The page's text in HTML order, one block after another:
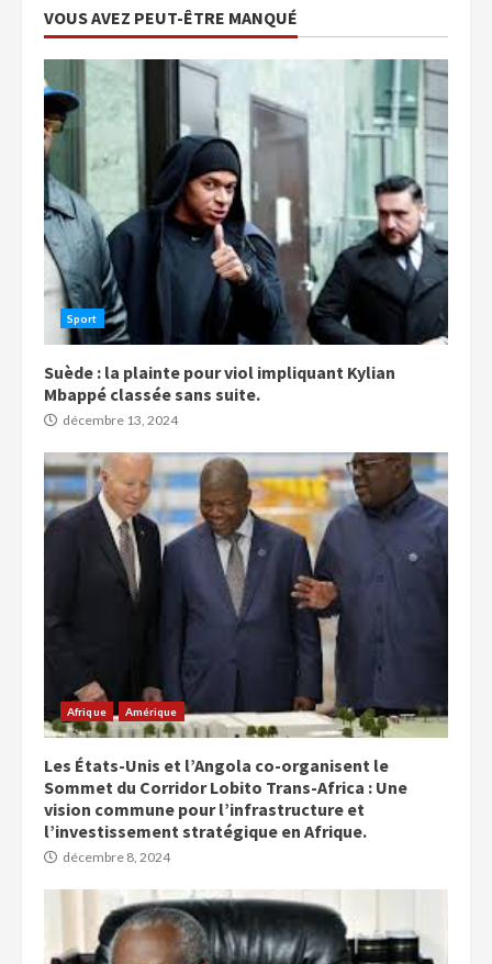
VOUS AVEZ PEUT-ÊTRE MANQUÉ
Sport
Suède : la plainte pour viol impliquant Kylian
Mbappé classée sans suite.
décembre 13, 2024
Afrique Amérique
Les États-Unis et l’Angola co-organisent le
Sommet du Corridor Lobito Trans-Africa : Une
vision commune pour l’infrastructure et
l’investissement stratégique en Afrique.
décembre 8, 2024